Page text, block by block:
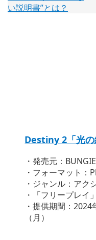
Destiny 2「光の
・発売元：
・フォーマット
・ジャンル：アク
・「フリープレイ」
・提供期間：
（月）